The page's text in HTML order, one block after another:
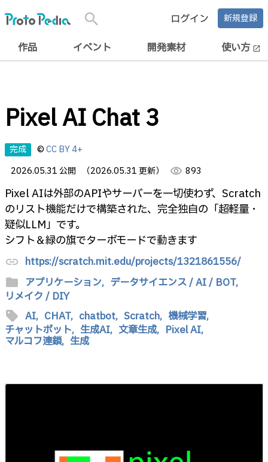
search ログイン 新規登録
作品 イベント 開発素材 使い方 open_in_new
Pixel AI Chat 3
完成 ©CC BY 4+
2026.05.31 公開
（2026.05.31 更新） visibility 893
Pixel AIは外部のAPIやサーバーを一切使わず、Scratch
のリスト機能だけで構築された、完全独自の「超軽量・
疑似LLM」です。
シフト＆緑の旗でターボモードで動きます
link https://scratch.mit.edu/projects/1321861556/
folder アプリケーション, データサイエンス / AI / BOT,
リメイク / DIY
sell AI, CHAT, chatbot, Scratch, 機械学習,
チャットボット, 生成AI, 文章生成, Pixel AI,
マルコフ連鎖, 生成